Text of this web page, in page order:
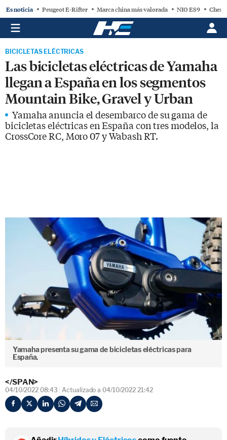
Es noticia Peugeot E-Rifter Marca china más valorada NIO ES9 Chery
BICICLETAS ELÉCTRICAS
Las bicicletas eléctricas de Yamaha
llegan a España en los segmentos
Mountain Bike, Gravel y Urban
Yamaha anuncia el desembarco de su gama de
bicicletas eléctricas en España con tres modelos, la
CrossCore RC, Moro 07 y Wabash RT.
Yamaha presenta su gama de bicicletas eléctricas para
España.
</SPAN>
04/10/2022 08:43 Actualizado a 04/10/2022 21:42